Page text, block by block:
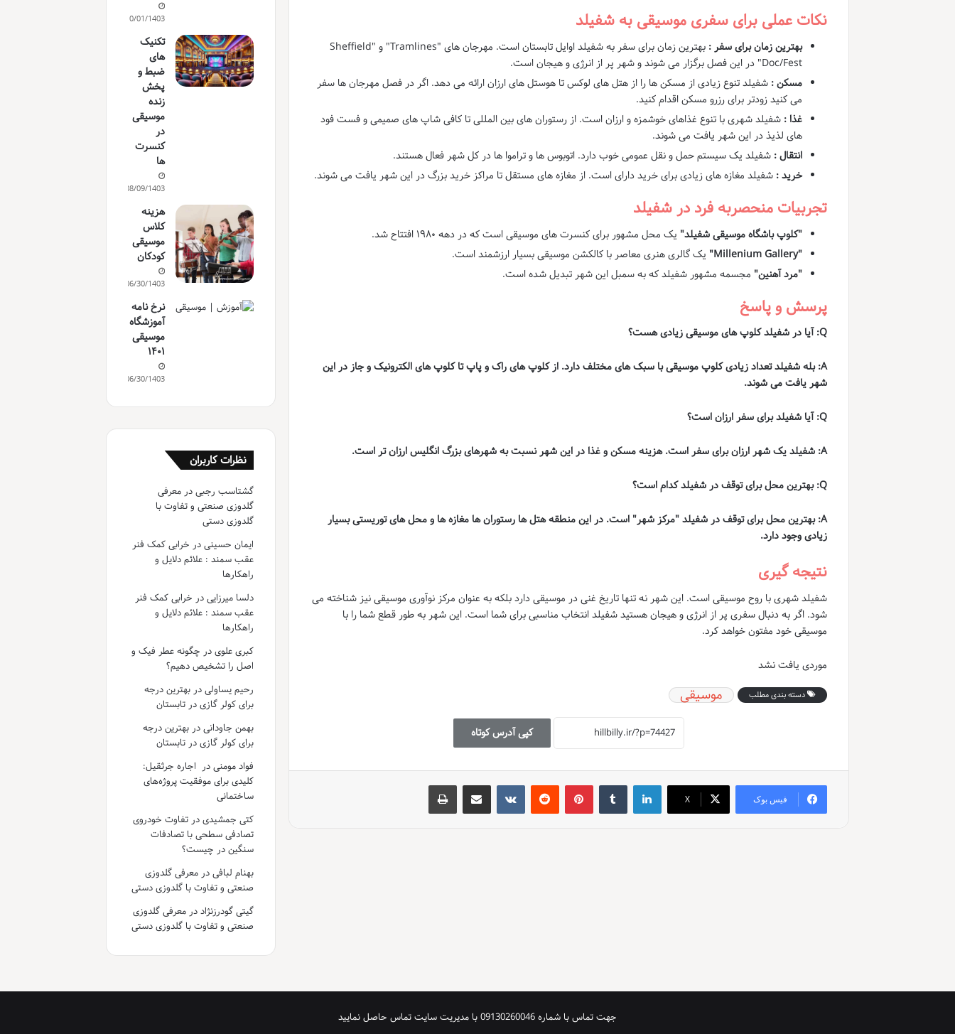
نکات عملی برای سفری موسیقی به شفیلد
بهترین زمان برای سفر :
بهترین زمان برای سفر به شفیلد اوایل تابستان است. مهرجان های "Tramlines" و "Sheffield
Doc/Fest" در این فصل برگزار می شوند و شهر پر از انرژی و هیجان است.
مسکن : شفیلد تنوع زیادی از مسکن ها را از هتل های لوکس تا هوستل های ارزان ارائه می دهد. اگر در فصل مهرجان ها سفر
می کنید زودتر برای رزرو مسکن اقدام کنید.
غذا : شفیلد شهری با تنوع غذاهای خوشمزه و ارزان است. از رستوران های بین المللی تا کافی شاپ های صمیمی و فست فود
های لذیذ در این شهر یافت می شوند.
انتقال : شفیلد یک سیستم حمل و نقل عمومی خوب دارد. اتوبوس ها و تراموا ها در کل شهر فعال هستند.
خرید : شفیلد مغازه های زیادی برای خرید دارای است. از مغازه های مستقل تا مراکز خرید بزرگ در این شهر یافت می شوند.
تجربیات منحصربه فرد در شفیلد
"کلوپ باشگاه موسیقی شفیلد" یک محل مشهور برای کنسرت های موسیقی است که در دهه ۱۹۸۰ افتتاح شد.
"Millenium Gallery"
یک گالری هنری معاصر با کالکشن موسیقی بسیار ارزشمند است.
"مرد آهنین" مجسمه مشهور شفیلد که به سمبل این شهر تبدیل شده است.
پرسش و پاسخ
Q: آیا در شفیلد کلوپ های موسیقی زیادی هست؟
A: بله شفیلد تعداد زیادی کلوپ موسیقی با سبک های مختلف دارد. از کلوپ های راک و پاپ تا کلوپ های الکترونیک و جاز در این
شهر یافت می شوند.
Q: آیا شفیلد برای سفر ارزان است؟
A: شفیلد یک شهر ارزان برای سفر است. هزینه مسکن و غذا در این شهر نسبت به شهرهای بزرگ انگلیس ارزان تر است.
Q: بهترین محل برای توقف در شفیلد کدام است؟
A: بهترین محل برای توقف در شفیلد "مرکز شهر" است. در این منطقه هتل ها رستوران ها مغازه ها و محل های توریستی بسیار
زیادی وجود دارد.
نتیجه گیری
شفیلد شهری با روح موسیقی است. این شهر نه تنها تاریخ غنی در موسیقی دارد بلکه به عنوان مرکز نوآوری موسیقی نیز شناخته می
شود. اگر به دنبال سفری پر از انرژی و هیجان هستید شفیلد انتخاب مناسبی برای شما است. این شهر به طور قطع شما را با
موسیقی خود مفتون خواهد کرد.
موردی یافت نشد
دسته بندی مطلب موسیقی
کپی آدرس کوتاه
فیس بوک X
لینکدین ‫تامبلر ‫پین‌ترست‫رددیت ‫VKontakteاشتراک گذاری از طریق ایمیل چاپ
10/01/1403
تکنیک
های
ضبط و
پخش
زنده
موسیقی
در
کنسرت
ها
08/09/1403
هزینه
کلاس
موسیقی
کودکان
06/30/1403
نرخ نامه
آموزشگاه
موسیقی
۱۴۰۱
06/30/1403
نظرات کاربران
گشتاسب رجبیدر معرفی
گلدوزی صنعتی و تفاوت با
گلدوزی دستی
ایمان حسینیدر خرابی کمک فنر
عقب سمند : علائم دلایل و
راهکارها
دلسا میرزاییدر خرابی کمک فنر
عقب سمند : علائم دلایل و
راهکارها
کبری علویدر چگونه عطر فیک و
اصل را تشخیص دهیم؟
رحیم یساولیدر بهترین درجه
برای کولر گازی در تابستان
بهمن جاودانیدر بهترین درجه
برای کولر گازی در تابستان
فواد مومنیدر اجاره جرثقیل:
کلیدی برای موفقیت پروژه‌های
ساختمانی
کتی جمشیدیدر تفاوت خودروی
تصادفی سطحی با تصادفات
سنگین در چیست؟
بهنام لبافیدر معرفی گلدوزی
صنعتی و تفاوت با گلدوزی دستی
گیتی گودرزنژاددر معرفی گلدوزی
صنعتی و تفاوت با گلدوزی دستی
جهت تماس با شماره 09130260046 با مدیریت سایت تماس حاصل نمایید